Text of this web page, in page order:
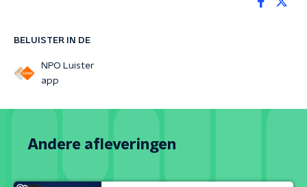
BELUISTER IN DE
NPO Luister
app
Andere afleveringen